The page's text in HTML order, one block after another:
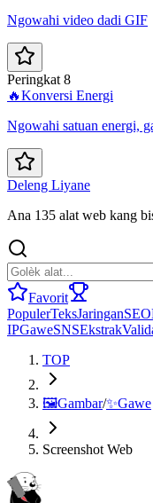
Ngowahi video dadi GIF
Peringkat 8
🔥Konversi Energi
Ngowahi satuan energi,
Deleng Liyane
Ana 135 alat web kang
Favorit
PopulerTeksJaringanSEO
IPGaweSNSEkstrak
TOP
🖼️Gambar/✨Gawe
Screenshot Web